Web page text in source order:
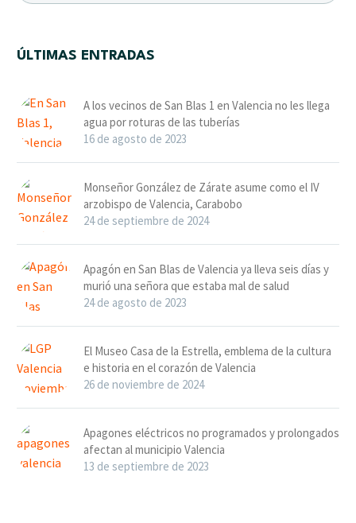
ÚLTIMAS ENTRADAS
A los vecinos de San Blas 1 en Valencia no les llega
agua por roturas de las tuberías
16 de agosto de 2023
Monseñor González de Zárate asume como el IV
arzobispo de Valencia, Carabobo
24 de septiembre de 2024
Apagón en San Blas de Valencia ya lleva seis días y
murió una señora que estaba mal de salud
24 de agosto de 2023
El Museo Casa de la Estrella, emblema de la cultura
e historia en el corazón de Valencia
26 de noviembre de 2024
Apagones eléctricos no programados y prolongados
afectan al municipio Valencia
13 de septiembre de 2023